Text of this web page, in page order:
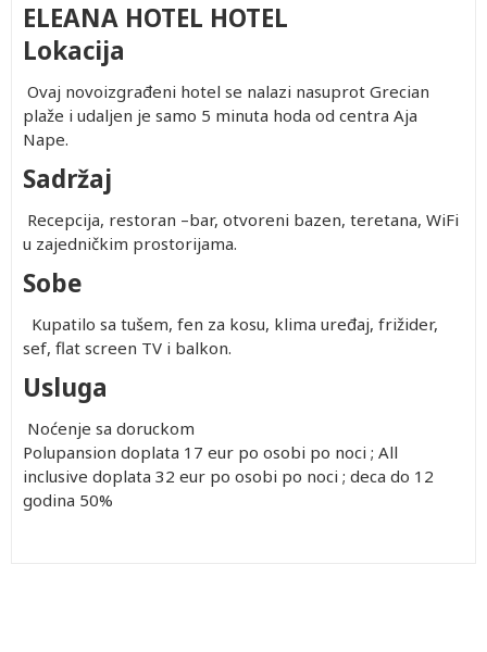
ELEANA HOTEL HOTEL
Lokacija
Ovaj novoizgrađeni hotel se nalazi nasuprot Grecian
plaže i udaljen je samo 5 minuta hoda od centra Aja
Nape.
Sadržaj
Recepcija, restoran –bar, otvoreni bazen, teretana, WiFi
u zajedničkim prostorijama.
Sobe
Kupatilo sa tušem, fen za kosu, klima uređaj, frižider,
sef, flat screen TV i balkon.
Usluga
Noćenje sa doruckom
Polupansion doplata 17 eur po osobi po noci ; All
inclusive doplata 32 eur po osobi po noci ; deca do 12
godina 50%